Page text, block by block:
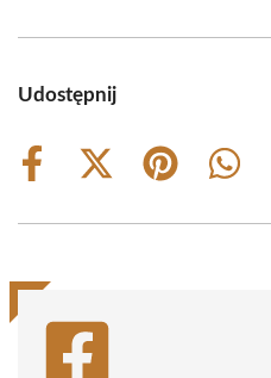
Udostępnij
Share
Share
(Twitter)
Share
Share